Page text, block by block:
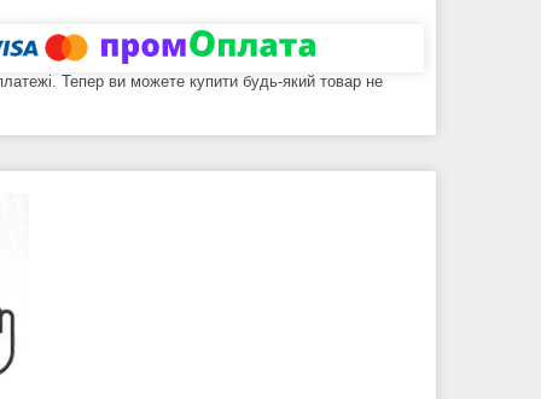
Тепер ви можете купити будь-який товар не